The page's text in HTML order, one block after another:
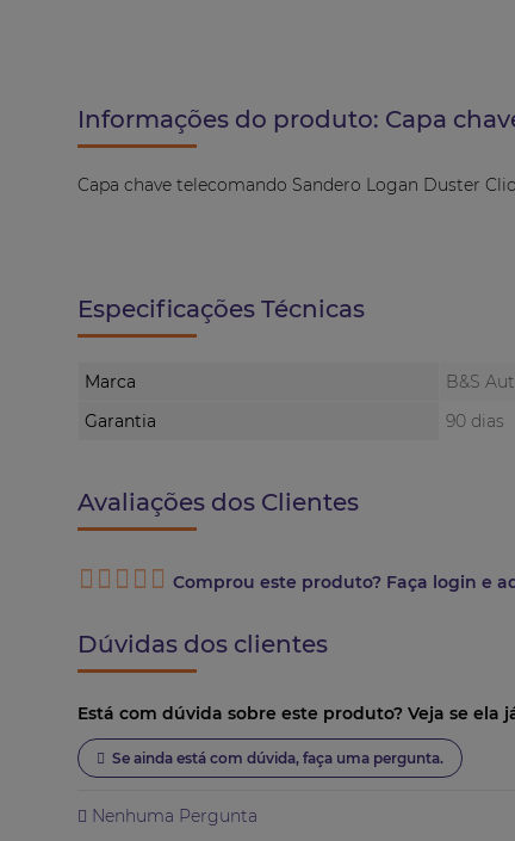
Informações do produto: Capa
Capa chave telecomando Sandero Logan Duster
Especificações Técnicas
Marca
B&S
Garantia
90 dias
Avaliações dos Clientes
Comprou este produto? Faça login e
Dúvidas dos clientes
Está com dúvida sobre este produto? Veja se
Se ainda está com dúvida, faça uma pergunta.
Nenhuma Pergunta